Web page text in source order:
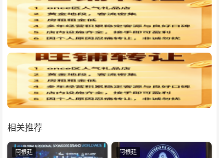
相关推荐
阿根廷 阿根廷